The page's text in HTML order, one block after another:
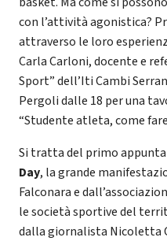
con l’attività agonistica?
attraverso le loro
Carla Carloni, docente e
Sport” dell’Iti Cambi
Pergoli dalle 18 per una
“Studente atleta, come
Si tratta del primo
Day, la grande
Falconara e
le società sportive del
dalla giornalista Nicoletta